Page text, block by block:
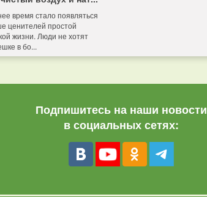
время стало появляться
ценителей простой
жизни. Люди не хотят
в бо...
Подпишитесь на наши новости
в социальных сетях: